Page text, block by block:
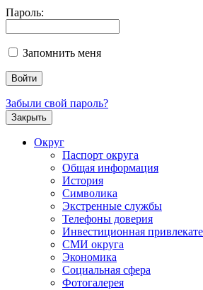
Пароль:
Запомнить меня
Забыли свой пароль?
Закрыть
Округ
Паспорт округа
Общая информация
История
Символика
Экстренные службы
Телефоны доверия
Инвестиционная
СМИ округа
Экономика
Социальная сфера
Фотогалерея